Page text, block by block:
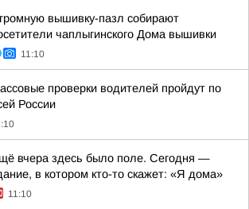
вышивку-пазл собирают
чаплыгинского Дома вышивки
11:10
проверки водителей пройдут по
России
вчера здесь было поле. Сегодня —
в котором кто-то скажет: «Я дома»
11:10